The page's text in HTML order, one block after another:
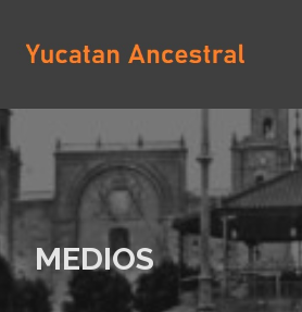
contenido
YUCATAN ANCESTRAL
MEDIOS